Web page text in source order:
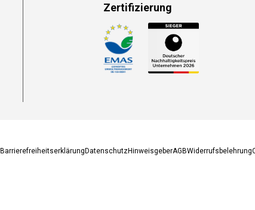
Zertifizierung
Zahlungsmethoden
Barrierefreiheitserklärung DatenschutzHinweisgeberAGBWiderrufsbelehrung